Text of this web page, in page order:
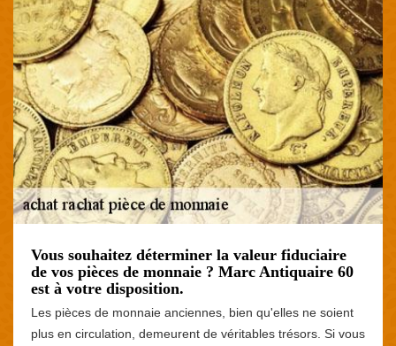
Vous souhaitez déterminer la valeur fiduciaire
de vos pièces de monnaie ? Marc Antiquaire 60
est à votre disposition.
Les pièces de monnaie anciennes, bien qu'elles ne soient
plus en circulation, demeurent de véritables trésors. Si vous